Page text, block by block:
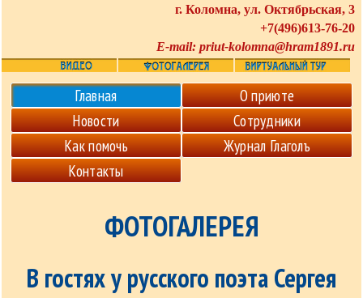
г. Коломна, ул. Октябрьская, 3
+7(496)613-76-20
E-mail: priut-kolomna@hram1891.ru
Главная
О приюте
Новости
Сотрудники
Как помочь
Журнал Глаголъ
Контакты
ФОТОГАЛЕРЕЯ
В гостях у русского поэта Сергея